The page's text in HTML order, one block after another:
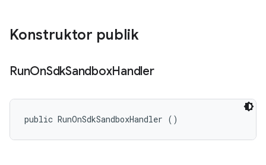
Konstruktor publik
RunOnSdkSandboxHandler
public RunOnSdkSandboxHandler ()